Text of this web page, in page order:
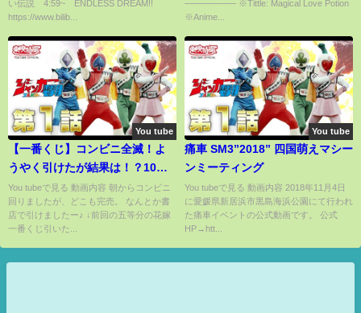
い伝説 4:59~ ENDLESS DREAM!!
https://www.bilib...
──────── ※Tittle: Magical Love Potion
※Anime...
You tube
【一番くじ】コンビニ全滅！よ
うやく引けたが結果は！？10回
チャレンジ！花嫁ゲットできる
か！？【五等分の花嫁】
You tubeで見る 動画内容 朝からコンビニ
回りましたが、どこも完売。 なんとか書
店で引けましたー♪ ↓前回の五等分の花嫁
一番くじ引いた...
You tube
痛車 SM3”2018” 四国萌えマシー
ンミーティング
You tubeで見る 動画内容 2018年11月4日
に愛媛県新居浜市黒島海浜公園にて行われ
た痛車イベントの公式動画です。 公式
HP→htt...